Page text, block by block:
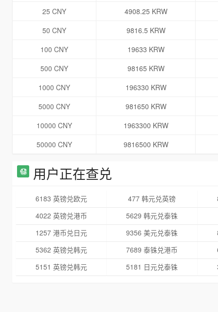
25 CNY
4908.25 KRW
50 CNY
9816.5 KRW
100 CNY
19633 KRW
500 CNY
98165 KRW
1000 CNY
196330 KRW
5000 CNY
981650 KRW
10000 CNY
1963300 KRW
50000 CNY
9816500 KRW
用户正在查兑
6183 英镑兑欧元 477 韩元兑英镑
4022 英镑兑港币
5629 韩元兑泰铢
1257 港币兑日元
9356 美元兑泰铢
5362 英镑兑韩元
7689 泰铢兑港币
5151 英镑兑韩元
5181 日元兑泰铢